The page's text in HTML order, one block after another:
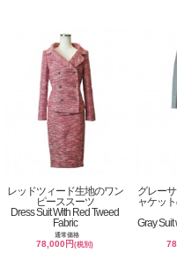
レッドツィード生地のワン
ピーススーツ
Dress Suit With Red Tweed
Fabric
通常価格
78,000円(税別)
グレー
ャケッ
Gray Suit